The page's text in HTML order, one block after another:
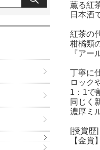
薫る紅
日本酒
紅茶の
柑橘類
『アー
丁寧に
ロック
1：1で
同じく
濃厚ミ
[授賞歴]
【金